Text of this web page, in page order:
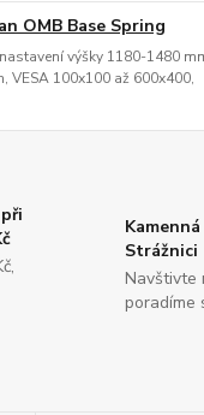
OMB Base Spring
výšky 1180-1480
VESA 100x100 až 600x400,
Strážnici
Navštivte
poradíme